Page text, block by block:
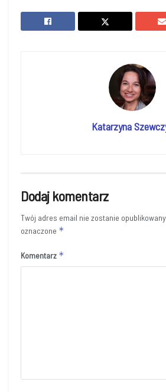
Katarzyna
Dodaj komentarz
Twój adres email nie zostanie
oznaczone *
Komentarz *